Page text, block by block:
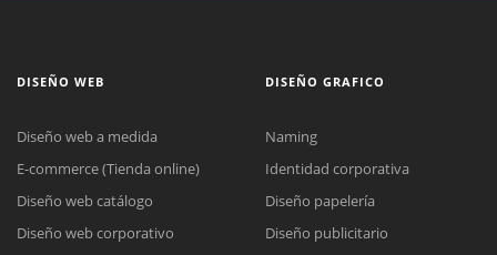
DISEÑO WEB
Diseño web a medida
E-commerce (Tienda online)
Diseño web catálogo
Diseño web corporativo
DISEÑO GRAFICO
Naming
Identidad corporativa
Diseño papelería
Diseño publicitario